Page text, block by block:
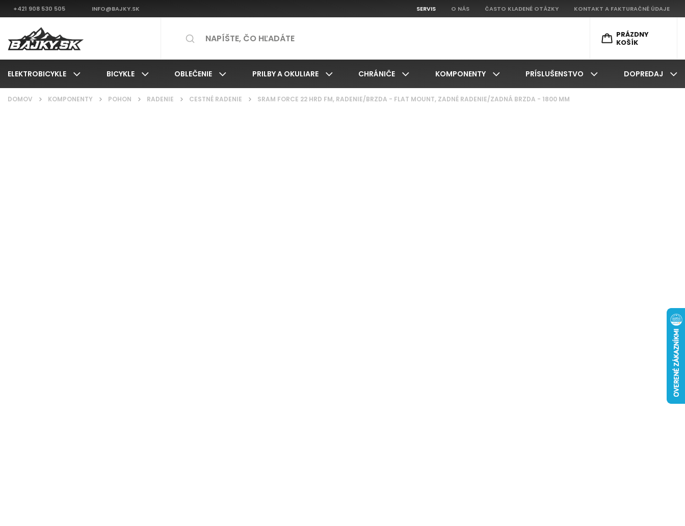
+421 908 530 505 INFO@BAJKY.SK SERVIS O NÁS ČASTO KLADENÉ OTÁZKY KONTAKT A FAKTURAČNÉ ÚDAJE
PRÁZDNY
KOŠÍK
ELEKTROBICYKLE BICYKLE OBLEČENIE PRILBY A OKULIARE CHRÁNIČE KOMPONENTY PRÍSLUŠENSTVO DOPREDAJ
DOMOV / KOMPONENTY / POHON / RADENIE / CESTNÉ RADENIE / SRAM FORCE 22 HRD FM, RADENIE/BRZDA - FLAT MOUNT, ZADNÉ RADENIE/ZADNÁ BRZDA - 1800 MM